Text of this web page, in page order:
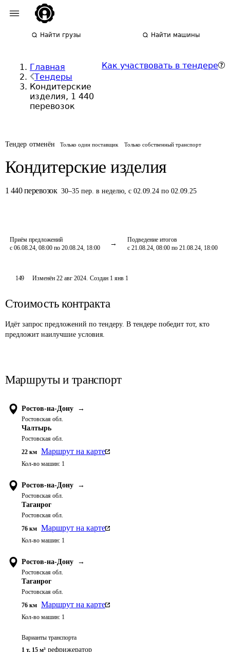
Найти грузы Найти машины
Главная
Тендеры
Кондитерские
изделия, 1 440
перевозок
Как участвовать в тендере
Тендер отменён Только один поставщик Только собственный транспорт
Кондитерские изделия
1 440 перевозок 30–35 пер. в неделю,с 02.09.24 по 02.09.25
Приём предложений
с 06.08.24, 08:00 по 20.08.24, 18:00
Подведение итогов
с 21.08.24, 08:00 по 21.08.24, 18:00
149 Изменён22 авг 2024. Создан 1 янв 1
Стоимость контракта
Идёт запрос предложений по тендеру. В тендере победит тот, кто
предложит наилучшие условия.
Маршруты и транспорт
Ростов-на-Дону →
Ростовская обл.
Чалтырь
Ростовская обл.
22 км Маршрут на карте
Кол-во машин: 1
Ростов-на-Дону →
Ростовская обл.
Таганрог
Ростовская обл.
76 км Маршрут на карте
Кол-во машин: 1
Ростов-на-Дону →
Ростовская обл.
Таганрог
Ростовская обл.
76 км Маршрут на карте
Кол-во машин: 1
Варианты транспорта
1 т, 15 м³ рефрижератор